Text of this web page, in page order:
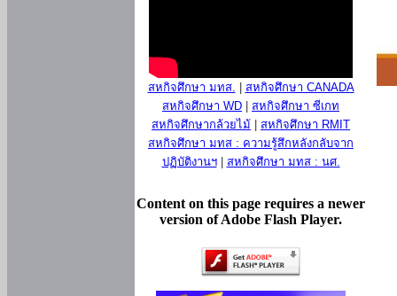
สหกิจศึกษา มทส.
สหกิจศึกษา CANADA
สหกิจศึกษา WD
สหกิจศึกษา ซีเกท
สหกิจศึกษากล้วยไม้
สหกิจศึกษา RMIT
สหกิจศึกษา มทส : ความรู้สึกหลังกลับจาก
ปฏิบัติงานฯ| สหกิจศึกษา มทส : นศ.
Content on this page requires a newer
version of Adobe Flash Player.